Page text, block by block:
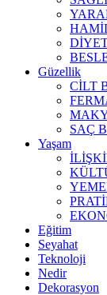
Güzellik
CİLT
SAÇ
Yaşam
Eğitim
Seyahat
Teknoloji
Nedir
Dekorasyon